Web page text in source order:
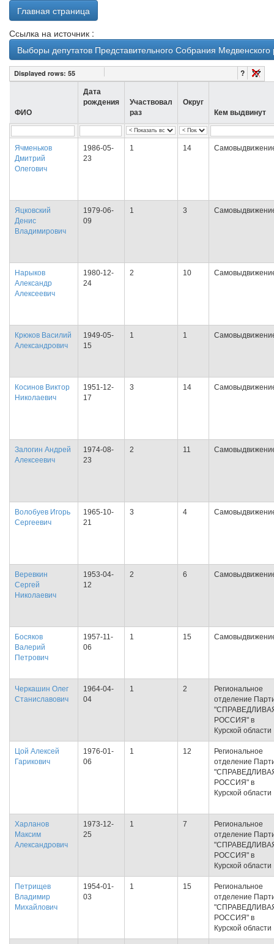
Главная страница
Ссылка на источник :
Выборы депутатов Представительного Собрания
Displayed rows: 55 ?
ФИО
Дата
рождения
Участвовал
раз
Округ
Кем выдвинут
Ячменьков
Дмитрий
Олегович
1986-05-
23
1 14
Яцковский
Денис
Владимирович
1979-06-
09
1 3
Нарыков
Александр
Алексеевич
1980-12-
24
2 10
Крюков Василий
Александрович
1949-05-
15
1 1
Косинов Виктор
Николаевич
1951-12-
17
3 14
Залогин Андрей
Алексеевич
1974-08-
23
2 11
Волобуев Игорь
Сергеевич
1965-10-
21
3 4
Веревкин
Сергей
Николаевич
1953-04-
12
2 6
Босяков
Валерий
Петрович
1957-11-
06
1 15
Черкашин Олег
Станиславович
1964-04-
04
1 2
Региональное
отделение
РОССИЯ" в
Курской области
Цой Алексей
Гарикович
1976-01-
06
1 12
Региональное
отделение
РОССИЯ" в
Курской области
Харланов
Максим
Александрович
1973-12-
25
1 7
Региональное
отделение
РОССИЯ" в
Курской области
Петрищев
Владимир
Михайлович
1954-01-
03
1 15
Региональное
отделение
РОССИЯ" в
Курской области